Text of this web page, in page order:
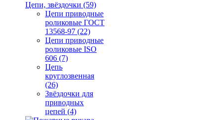
Цепи, звёздочки (59)
Цепи приводные
роликовые ГОСТ
13568-97 (22)
Цепи приводные
роликовые ISO
606 (7)
Цепь
круглозвенная
(26)
Звёздочки для
приводных
цепей (4)